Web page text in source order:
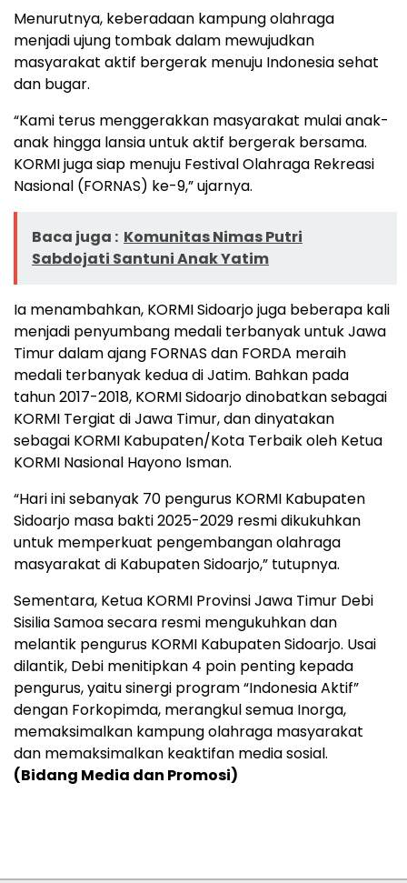
Menurutnya, keberadaan kampung olahraga
menjadi ujung tombak dalam mewujudkan
masyarakat aktif bergerak menuju Indonesia sehat
dan bugar.
“Kami terus menggerakkan masyarakat mulai anak-
anak hingga lansia untuk aktif bergerak bersama.
KORMI juga siap menuju Festival Olahraga Rekreasi
Nasional (FORNAS) ke-9,” ujarnya.
Baca juga : Komunitas Nimas Putri
Sabdojati Santuni Anak Yatim
Ia menambahkan, KORMI Sidoarjo juga beberapa kali
menjadi penyumbang medali terbanyak untuk Jawa
Timur dalam ajang FORNAS dan FORDA meraih
medali terbanyak kedua di Jatim. Bahkan pada
tahun 2017-2018, KORMI Sidoarjo dinobatkan sebagai
KORMI Tergiat di Jawa Timur, dan dinyatakan
sebagai KORMI Kabupaten/Kota Terbaik oleh Ketua
KORMI Nasional Hayono Isman.
“Hari ini sebanyak 70 pengurus KORMI Kabupaten
Sidoarjo masa bakti 2025-2029 resmi dikukuhkan
untuk memperkuat pengembangan olahraga
masyarakat di Kabupaten Sidoarjo,” tutupnya.
Sementara, Ketua KORMI Provinsi Jawa Timur Debi
Sisilia Samoa secara resmi mengukuhkan dan
melantik pengurus KORMI Kabupaten Sidoarjo. Usai
dilantik, Debi menitipkan 4 poin penting kepada
pengurus, yaitu sinergi program “Indonesia Aktif”
dengan Forkopimda, merangkul semua Inorga,
memaksimalkan kampung olahraga masyarakat
dan memaksimalkan keaktifan media sosial.
(Bidang Media dan Promosi)